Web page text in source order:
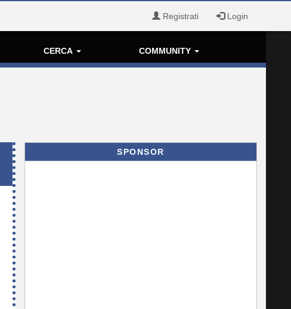
Registrati Login
CERCA COMMUNITY
SPONSOR